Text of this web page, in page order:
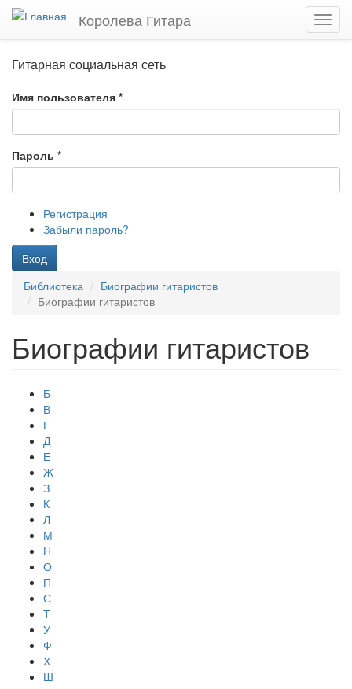
Перейти
Королева Гитара
Гитарная социальная сеть
Имя пользователя *
Пароль *
Регистрация
Забыли пароль?
Вход
Библиотека
Биографии гитаристов
Биографии гитаристов
Биографии гитаристов
Б
В
Г
Д
Е
Ж
З
К
Л
М
Н
О
П
С
Т
У
Ф
Х
Ш